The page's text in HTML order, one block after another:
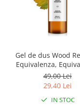
Gel de dus Wood
Equivalenza,
250 ml
49,00 Lei
29,40 Lei
IN STOC